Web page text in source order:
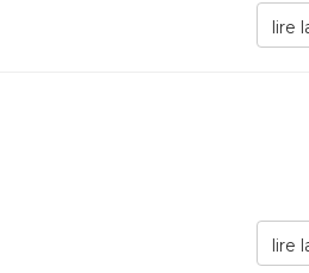
lire
lire